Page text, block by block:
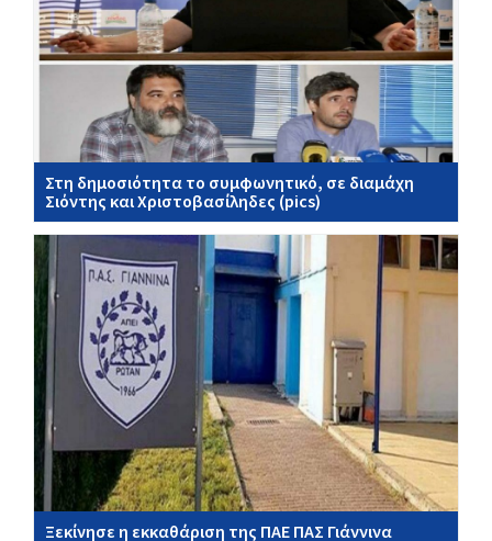
Στη δημοσιότητα το συμφωνητικό, σε διαμάχη
Σιόντης και Χριστοβασίληδες (pics)
Ξεκίνησε η εκκαθάριση της ΠΑΕ ΠΑΣ Γιάννινα